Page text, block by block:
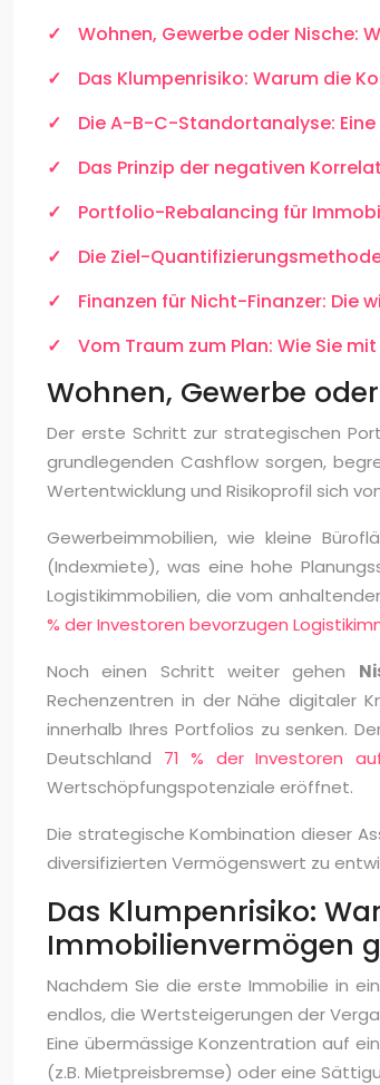
Wohnen, Gewerbe oder Nische:
Das Klumpenrisiko: Warum die
Die A-B-C-Standortanalyse:
Das Prinzip der negativen
Portfolio-Rebalancing für
Die Ziel-
Finanzen für Nicht-Finanzer: Die
Vom Traum zum Plan: Wie Sie
Wohnen, Gewerbe
Der erste Schritt zur strategischen
grundlegenden Cashflow sorgen,
Wertentwicklung und Risikoprofil sich
Gewerbeimmobilien, wie kleine
(Indexmiete), was eine hohe
Logistikimmobilien, die vom
% der Investoren bevorzugen
Noch einen Schritt weiter gehen
Rechenzentren in der Nähe digitaler
innerhalb Ihres Portfolios zu senken.
Deutschland 71 % der Investoren
Wertschöpfungspotenziale eröffnet.
Die strategische Kombination dieser
diversifizierten Vermögenswert zu
Das Klumpenrisiko:
Immobilienvermögen
Nachdem Sie die erste Immobilie in
endlos, die Wertsteigerungen der
Eine übermässige Konzentration auf
(z.B. Mietpreisbremse) oder eine